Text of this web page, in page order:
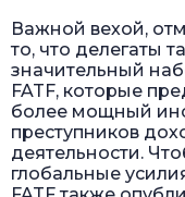
Важной вехой,
то, что делегаты
значительный
FATF, которые
более мощный
преступников
деятельности.
глобальные